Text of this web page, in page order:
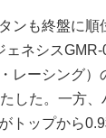
ンも終盤に順
ェネシス
レーシング
した。一方
トップから